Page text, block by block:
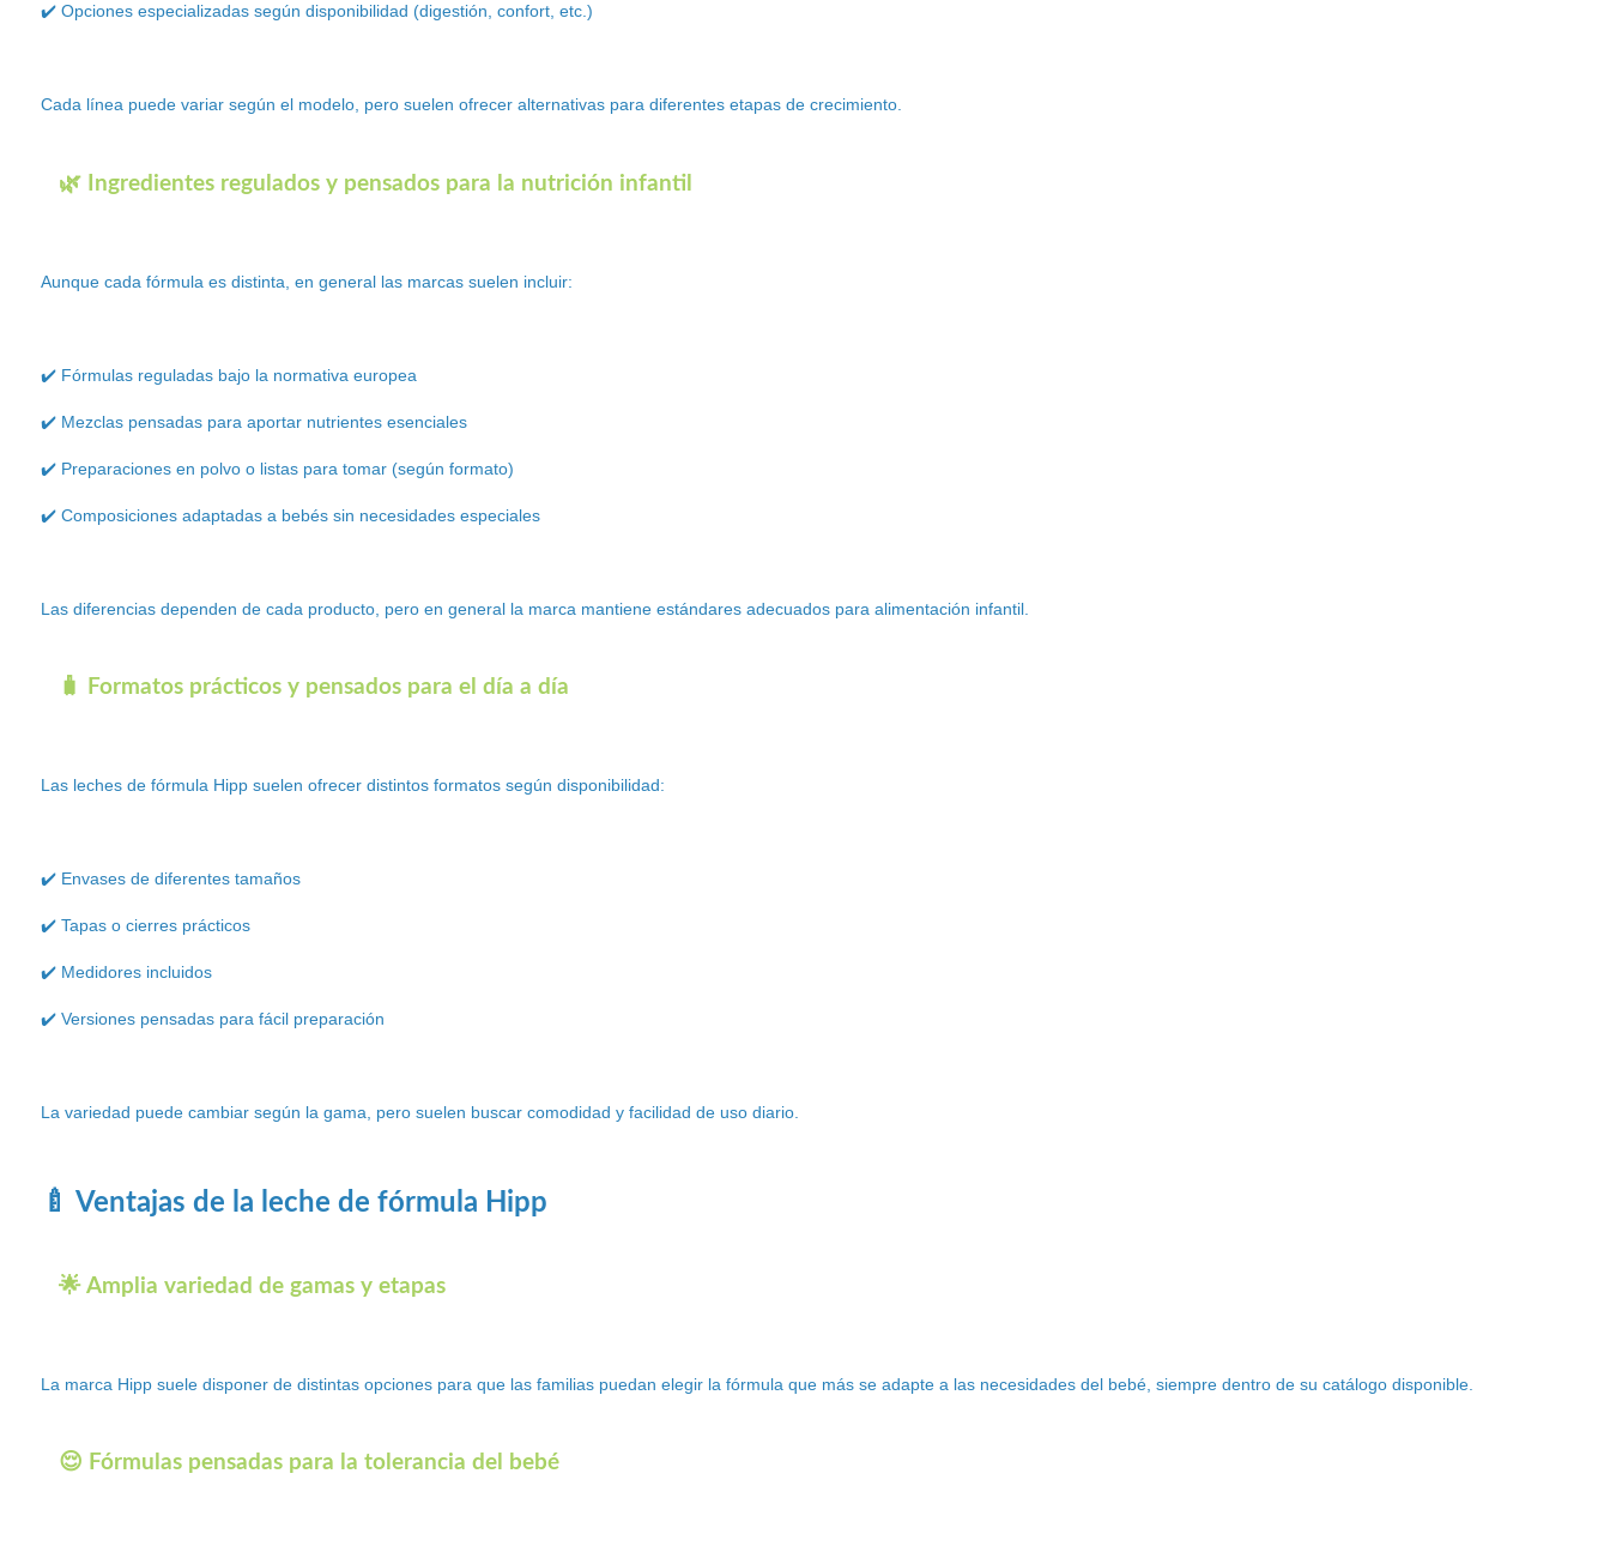
✔️ Opciones especializadas según disponibilidad (digestión, confort, etc.)
Cada línea puede variar según el modelo, pero suelen ofrecer alternativas para diferentes etapas de crecimiento.
🌿 Ingredientes regulados y pensados para la nutrición infantil
Aunque cada fórmula es distinta, en general las marcas suelen incluir:
✔️ Fórmulas reguladas bajo la normativa europea
✔️ Mezclas pensadas para aportar nutrientes esenciales
✔️ Preparaciones en polvo o listas para tomar (según formato)
✔️ Composiciones adaptadas a bebés sin necesidades especiales
Las diferencias dependen de cada producto, pero en general la marca mantiene estándares adecuados para alimentación infantil.
🧳 Formatos prácticos y pensados para el día a día
Las leches de fórmula Hipp suelen ofrecer distintos formatos según disponibilidad:
✔️ Envases de diferentes tamaños
✔️ Tapas o cierres prácticos
✔️ Medidores incluidos
✔️ Versiones pensadas para fácil preparación
La variedad puede cambiar según la gama, pero suelen buscar comodidad y facilidad de uso diario.
🍼 Ventajas de la leche de fórmula Hipp
🌟 Amplia variedad de gamas y etapas
La marca Hipp suele disponer de distintas opciones para que las familias puedan elegir la fórmula que más se adapte a las necesidades del bebé, siempre dentro de su catálogo disponible.
😌 Fórmulas pensadas para la tolerancia del bebé